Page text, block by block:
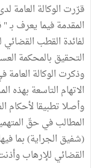
قرّرت الوكالة
المقدمة فيما يعرف
لفائدة القطب
التحقيق بالمحكمة
وذكرت الوكالة
الاتهام التاسعة
(شفيق الجراية) بما
القضائي للإرهاب